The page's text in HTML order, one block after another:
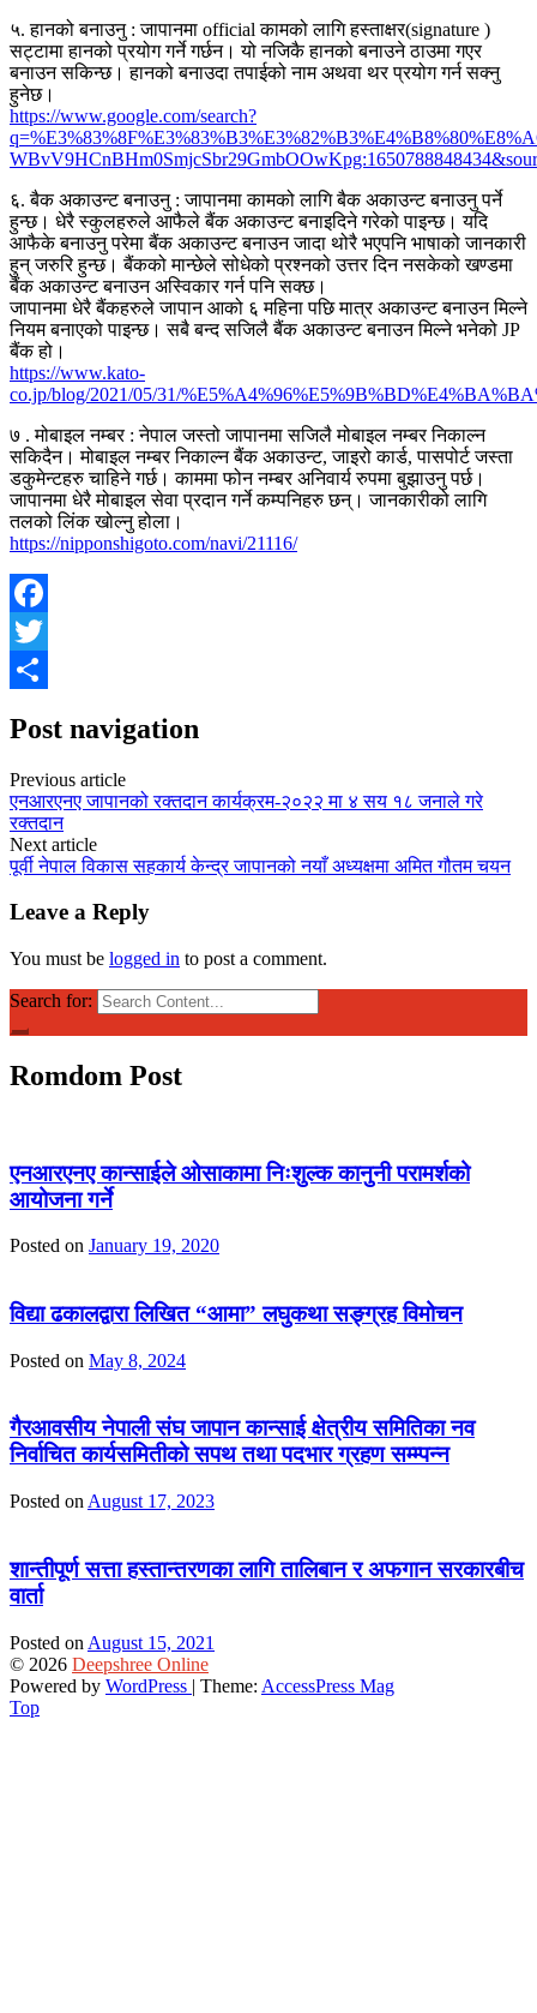
५. हानको बनाउनु : जापानमा official कामको लागि हस्ताक्षर(signature )
सट्टामा हानको प्रयोग गर्ने गर्छन। यो नजिकै हानको बनाउने ठाउमा गएर
बनाउन सकिन्छ। हानको बनाउदा तपाईको नाम अथवा थर प्रयोग गर्न सक्नु
हुनेछ।
https://www.google.com/search?
६. बैक अकाउन्ट बनाउनु : जापानमा कामको लागि बैक अकाउन्ट बनाउनु पर्ने
हुन्छ। धेरै स्कुलहरुले आफैले बैंक अकाउन्ट बनाइदिने गरेको पाइन्छ। यदि
आफैके बनाउनु परेमा बैंक अकाउन्ट बनाउन जादा थोरै भएपनि भाषाको जानकारी
हुन् जरुरि हुन्छ। बैंकको मान्छेले सोधेको प्रश्नको उत्तर दिन नसकेको खण्डमा
बैंक अकाउन्ट बनाउन अस्विकार गर्न पनि सक्छ।
जापानमा धेरै बैंकहरुले जापान आको ६ महिना पछि मात्र अकाउन्ट बनाउन मिल्ने
नियम बनाएको पाइन्छ। सबै बन्द सजिलै बैंक अकाउन्ट बनाउन मिल्ने भनेको JP
बैंक हो।
https://www.kato-
co.jp/blog/2021/05/31/
७ . मोबाइल नम्बर : नेपाल जस्तो जापानमा सजिलै मोबाइल नम्बर निकाल्न
सकिदैन। मोबाइल नम्बर निकाल्न बैंक अकाउन्ट, जाइरो कार्ड, पासपोर्ट जस्ता
डकुमेन्टहरु चाहिने गर्छ। काममा फोन नम्बर अनिवार्य रुपमा बुझाउनु पर्छ।
जापानमा धेरै मोबाइल सेवा प्रदान गर्ने कम्पनिहरु छन्। जानकारीको लागि
तलको लिंक खोल्नु होला।
https://nipponshigoto.com/navi/21116/
Facebook
Twitter
Post navigation
Previous article
एनआरएनए जापानको रक्तदान कार्यक्रम-२०२२ मा ४ सय १८ जनाले गरे
रक्तदान
Next article
पूर्वी नेपाल विकास सहकार्य केन्द्र जापानको नयाँ अध्यक्षमा अमित गौतम चयन
Leave a Reply
You must be logged in to post a comment.
Search for:
Romdom Post
एनआरएनए कान्साईले ओसाकामा निःशुल्क कानुनी परामर्शको
आयोजना गर्ने
Posted on January 19, 2020
विद्या ढकालद्वारा लिखित “आमा” लघुकथा सङ्ग्रह विमोचन
Posted on May 8, 2024
गैरआवसीय नेपाली संघ जापान कान्साई क्षेत्रीय समितिका नव
निर्वाचित कार्यसमितीको सपथ तथा पदभार ग्रहण सम्म्पन्न
Posted on August 17, 2023
शान्तीपूर्ण सत्ता हस्तान्तरणका लागि तालिबान र अफगान सरकारबीच
वार्ता
Posted on August 15, 2021
© 2026 Deepshree Online
Powered by WordPress | Theme: AccessPress Mag
Top